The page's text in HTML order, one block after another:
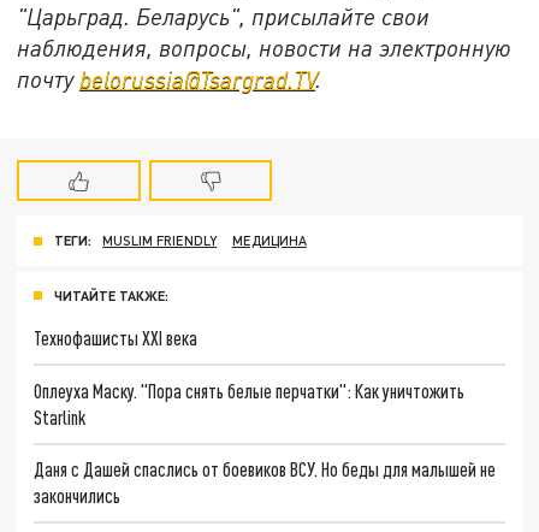
"Царьград. Беларусь", присылайте свои
наблюдения, вопросы, новости на электронную
почту belorussia@Tsargrad.TV.
ТЕГИ: MUSLIM FRIENDLY МЕДИЦИНА
ЧИТАЙТЕ ТАКЖЕ:
Технофашисты XXI века
Оплеуха Маску. "Пора снять белые перчатки": Как уничтожить
Starlink
Даня с Дашей спаслись от боевиков ВСУ. Но беды для малышей не
закончились